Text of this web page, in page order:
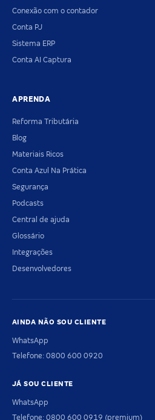
Conexão com o contador
Conta PJ
Sistema ERP
Conta AI Captura
APRENDA
Reforma Tributária
Blog
Materiais Ricos
Conta Azul Na Prática
Segurança
Podcasts
Central de ajuda
Glossário
Integrações
Desenvolvedores
AINDA NÃO SOU CLIENTE
WhatsApp
Telefone: 0800 600 0920
JÁ SOU CLIENTE
WhatsApp
Telefone: 0800 600 0919 (premium)